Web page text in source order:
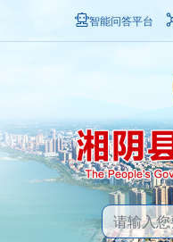
智能问答平台